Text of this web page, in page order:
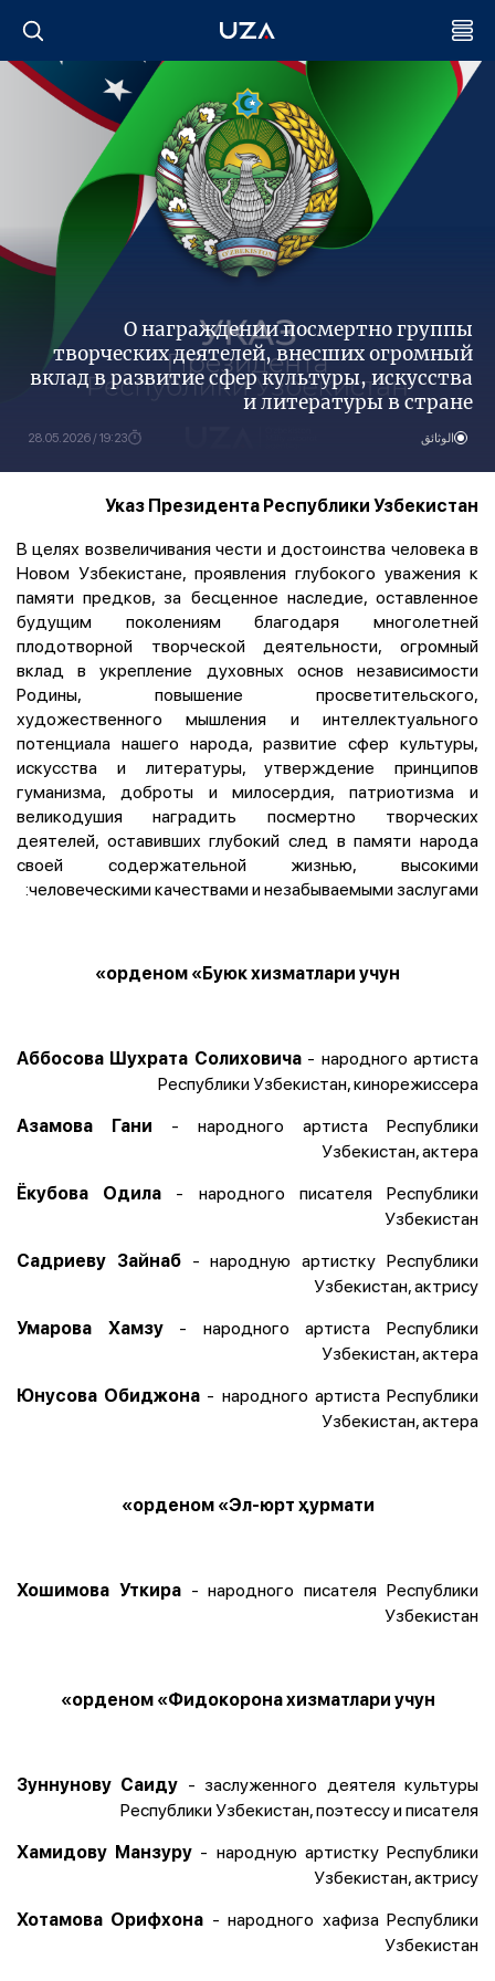
О награждении посмертно группы
творческих деятелей, внесших огромный
вклад в развитие сфер культуры, искусства
и литературы в стране
الوثائق 19:23 / 28.05.2026
Указ Президента Республики Узбекистан
В целях возвеличивания чести и достоинства человека в
Новом Узбекистане, проявления глубокого уважения к
памяти предков, за бесценное наследие, оставленное
будущим поколениям благодаря многолетней
плодотворной творческой деятельности, огромный
вклад в укрепление духовных основ независимости
Родины, повышение просветительского,
художественного мышления и интеллектуального
потенциала нашего народа, развитие сфер культуры,
искусства и литературы, утверждение принципов
гуманизма, доброты и милосердия, патриотизма и
великодушия наградить посмертно творческих
деятелей, оставивших глубокий след в памяти народа
своей содержательной жизнью, высокими
человеческими качествами и незабываемыми заслугами:
орденом «Буюк хизматлари учун»
Аббосова Шухрата Солиховича- народного артиста
Республики Узбекистан, кинорежиссера
Азамова Гани - народного артиста Республики
Узбекистан, актера
Ёкубова Одила - народного писателя Республики
Узбекистан
Садриеву Зайнаб- народную артистку Республики
Узбекистан, актрису
Умарова Хамзу- народного артиста Республики
Узбекистан, актера
Юнусова Обиджона - народного артиста Республики
Узбекистан, актера
орденом «Эл-юрт ҳурмати»
Хошимова Уткира- народного писателя Республики
Узбекистан
орденом «Фидокорона хизматлари учун»
Зуннунову Саиду - заслуженного деятеля культуры
Республики Узбекистан, поэтессу и писателя
Хамидову Манзуру - народную артистку Республики
Узбекистан, актрису
Хотамова Орифхона - народного хафиза Республики
Узбекистан